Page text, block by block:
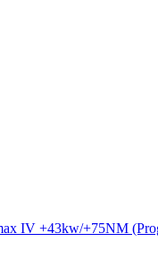
IV +43kw/+75NM